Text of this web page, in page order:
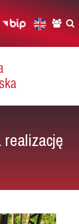
realizację